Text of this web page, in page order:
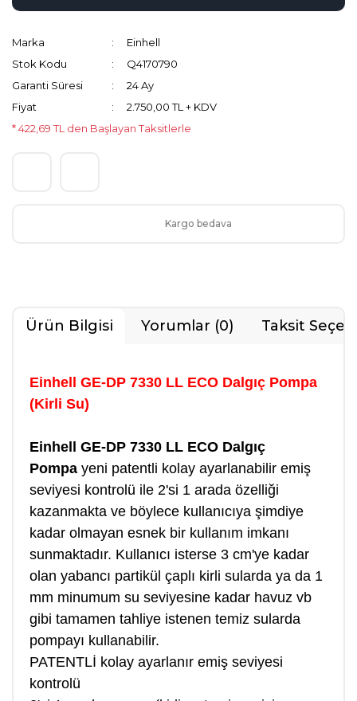
Marka
Einhell
Stok Kodu
Q4170790
Garanti Süresi
24 Ay
Fiyat
2.750,00 TL + KDV
* 422,69 TL den Başlayan Taksitlerle
Kargo bedava
Ürün Bilgisi Yorumlar (0) Taksit
Einhell GE-DP 7330 LL ECO Dalgıç Pompa
(Kirli Su)
Einhell GE-DP 7330 LL ECO Dalgıç
Pompa yeni patentli kolay ayarlanabilir emiş
seviyesi kontrolü ile 2'si 1 arada özelliği
kazanmakta ve böylece kullanıcıya şimdiye
kadar olmayan esnek bir kullanım imkanı
sunmaktadır. Kullanıcı isterse 3 cm'ye kadar
olan yabancı partikül çaplı kirli sularda ya da 1
mm minumum su seviyesine kadar havuz vb
gibi tamamen tahliye istenen temiz sularda
pompayı kullanabilir.
PATENTLİ kolay ayarlanır emiş seviyesi
kontrolü